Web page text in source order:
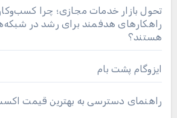
تحول بازار خدمات مجازی؛ چرا
راهکارهای هدفمند برای رشد در
هستند؟
ایزوگام پشت بام
راهنمای دسترسی به بهترین قیمت